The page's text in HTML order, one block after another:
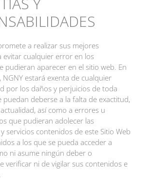
a realizar sus mejores
evitar cualquier error en los
pudieran aparecer en el sitio web. En
NGNY estará exenta de cualquier
por los daños y perjuicios de toda
puedan deberse a la falta de exactitud,
así como a errores u
que pudieran adolecer las
servicios contenidos de este Sitio Web
a los que se pueda acceder a
ni asume ningún deber o
verificar ni de vigilar sus contenidos e